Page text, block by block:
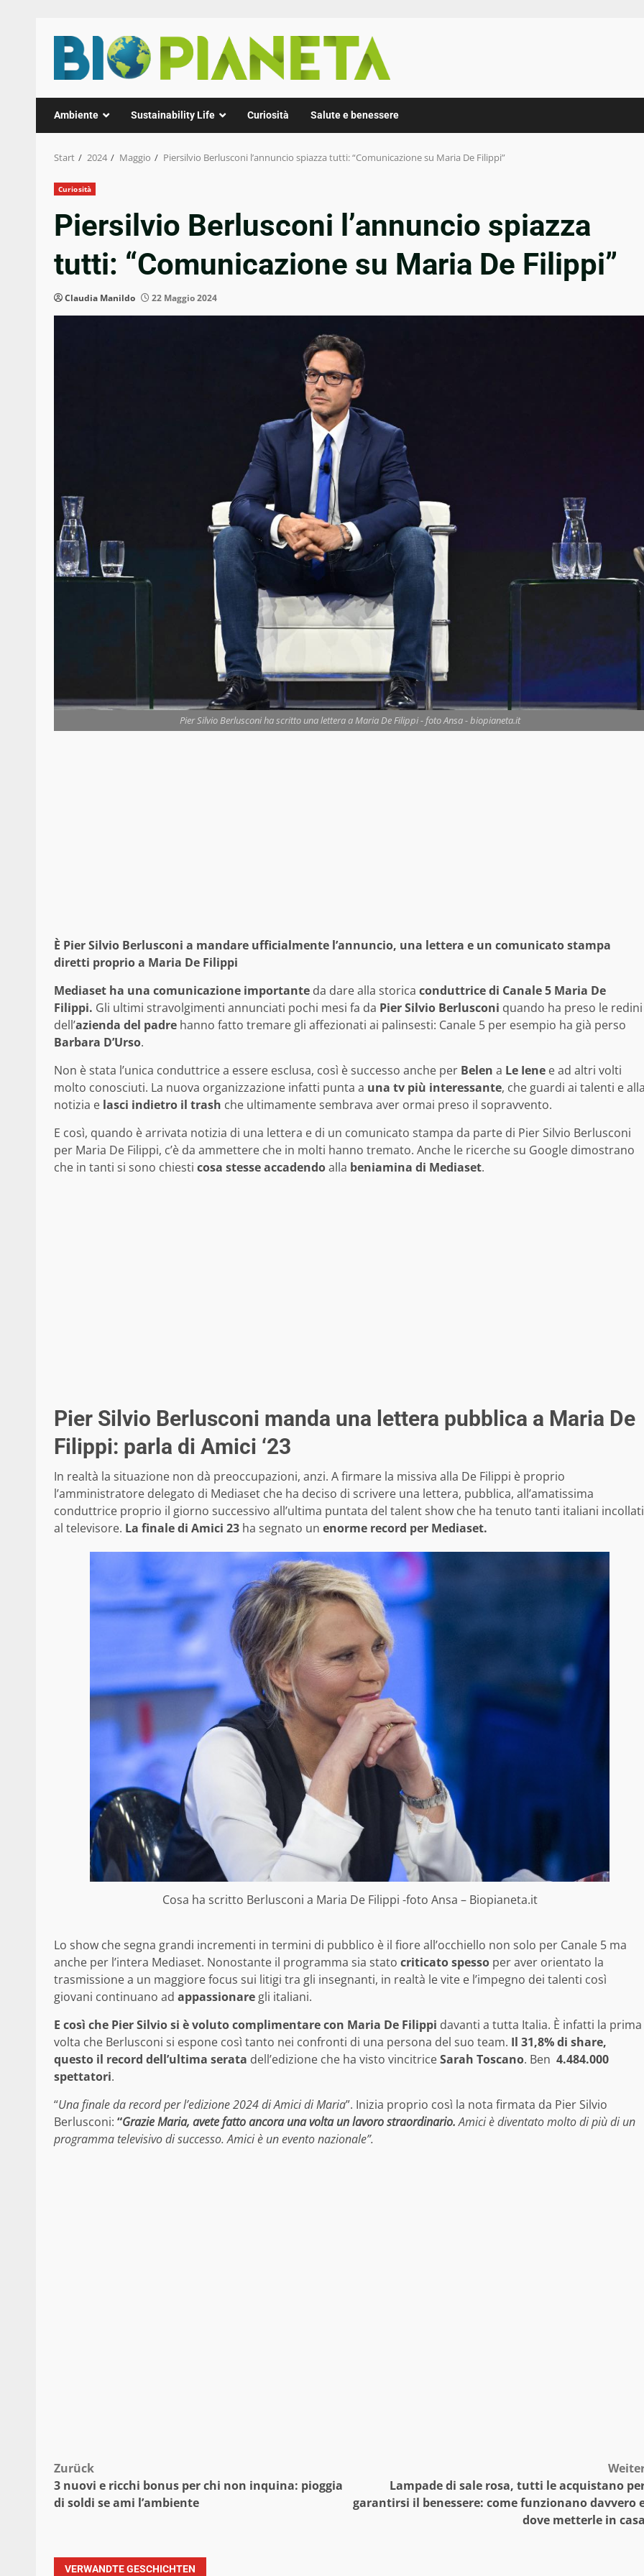
Inhalt
springen
Ambiente Sustainability Life Curiosità Salute e benessere
Start 2024 Maggio Piersilvio Berlusconi l’annuncio spiazza tutti: “Comunicazione su Maria De Filippi”
Curiosità
Piersilvio Berlusconi l’annuncio spiazza
tutti: “Comunicazione su Maria De Filippi”
Claudia Manildo 22 Maggio 2024
Pier Silvio Berlusconi ha scritto una lettera a Maria De Filippi - foto Ansa - biopianeta.it
È Pier Silvio Berlusconi a mandare ufficialmente l’annuncio, una lettera e un comunicato stampa
diretti proprio a Maria De Filippi
Mediaset ha una comunicazione importante da dare alla storica conduttrice di Canale 5 Maria De
Filippi. Gli ultimi stravolgimenti annunciati pochi mesi fa da Pier Silvio Berlusconi quando ha preso le redini
dell’azienda del padre hanno fatto tremare gli affezionati ai palinsesti: Canale 5 per esempio ha già perso
Barbara D’Urso.
Non è stata l’unica conduttrice a essere esclusa, così è successo anche per Belen a Le Iene e ad altri volti
molto conosciuti. La nuova organizzazione infatti punta a una tv più interessante, che guardi ai talenti e
notizia e lasci indietro il trash che ultimamente sembrava aver ormai preso il sopravvento.
E così, quando è arrivata notizia di una lettera e di un comunicato stampa da parte di Pier Silvio Berlusconi
per Maria De Filippi, c’è da ammettere che in molti hanno tremato. Anche le ricerche su Google dimostrano
che in tanti si sono chiesti cosa stesse accadendoalla beniamina di Mediaset.
Pier Silvio Berlusconi manda una lettera pubblica a Maria De
Filippi: parla di Amici ‘23
In realtà la situazione non dà preoccupazioni, anzi. A firmare la missiva alla De Filippi è proprio
l’amministratore delegato di Mediaset che ha deciso di scrivere una lettera, pubblica, all’amatissima
conduttrice proprio il giorno successivo all’ultima puntata del talent show che ha tenuto tanti italiani incollati
al televisore. La finale di Amici 23 ha segnato un enorme record per Mediaset.
Cosa ha scritto Berlusconi a Maria De Filippi -foto Ansa – Biopianeta.it
Lo show che segna grandi incrementi in termini di pubblico è il fiore all’occhiello non solo per Canale 5 ma
anche per l’intera Mediaset. Nonostante il programma sia stato criticato spesso per aver orientato la
trasmissione a un maggiore focus sui litigi tra gli insegnanti, in realtà le vite e l’impegno dei talenti così
giovani continuano ad appassionare gli italiani.
E così che Pier Silvio si è voluto complimentare con Maria De Filippi davanti a tutta Italia. È infatti la prima
volta che Berlusconi si espone così tanto nei confronti di una persona del suo team. Il 31,8% di share,
questo il record dell’ultima serata dell’edizione che ha visto vincitriceSarah Toscano. Ben 4.484.000
spettatori.
“Una finale da record per l’edizione 2024 di Amici di Maria”. Inizia proprio così la nota firmata da Pier Silvio
Berlusconi: “Grazie Maria, avete fatto ancora una volta un lavoro straordinario.Amici è diventato molto di più di un
programma televisivo di successo. Amici è un evento nazionale”.
Beitragsnavigation
Zurück
3 nuovi e ricchi bonus per chi non inquina: pioggia
di soldi se ami l’ambiente
Lampade di sale rosa, tutti le acquistano
garantirsi il benessere: come funzionano davvero
dove metterle in
VERWANDTE GESCHICHTEN